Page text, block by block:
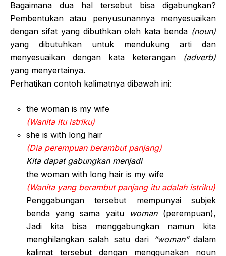
Bagaimana dua hal tersebut bisa digabungkan?
Pembentukan atau penyusunannya menyesuaikan
dengan sifat yang dibuthkan oleh kata benda (noun)
yang dibutuhkan untuk mendukung arti dan
menyesuaikan dengan kata keterangan (adverb)
yang menyertainya.
Perhatikan contoh kalimatnya dibawah ini:
the woman is my wife
(Wanita itu istriku)
she is with long hair
(Dia perempuan berambut panjang)
Kita dapat gabungkan menjadi
the woman with long hair is my wife
(Wanita yang berambut panjang itu adalah istriku)
Penggabungan tersebut mempunyai subjek
benda yang sama yaitu
woman(perempuan),
Jadi kita bisa menggabungkan namun kita
menghilangkan salah satu dari
“woman”dalam
kalimat tersebut dengan menggunakan noun